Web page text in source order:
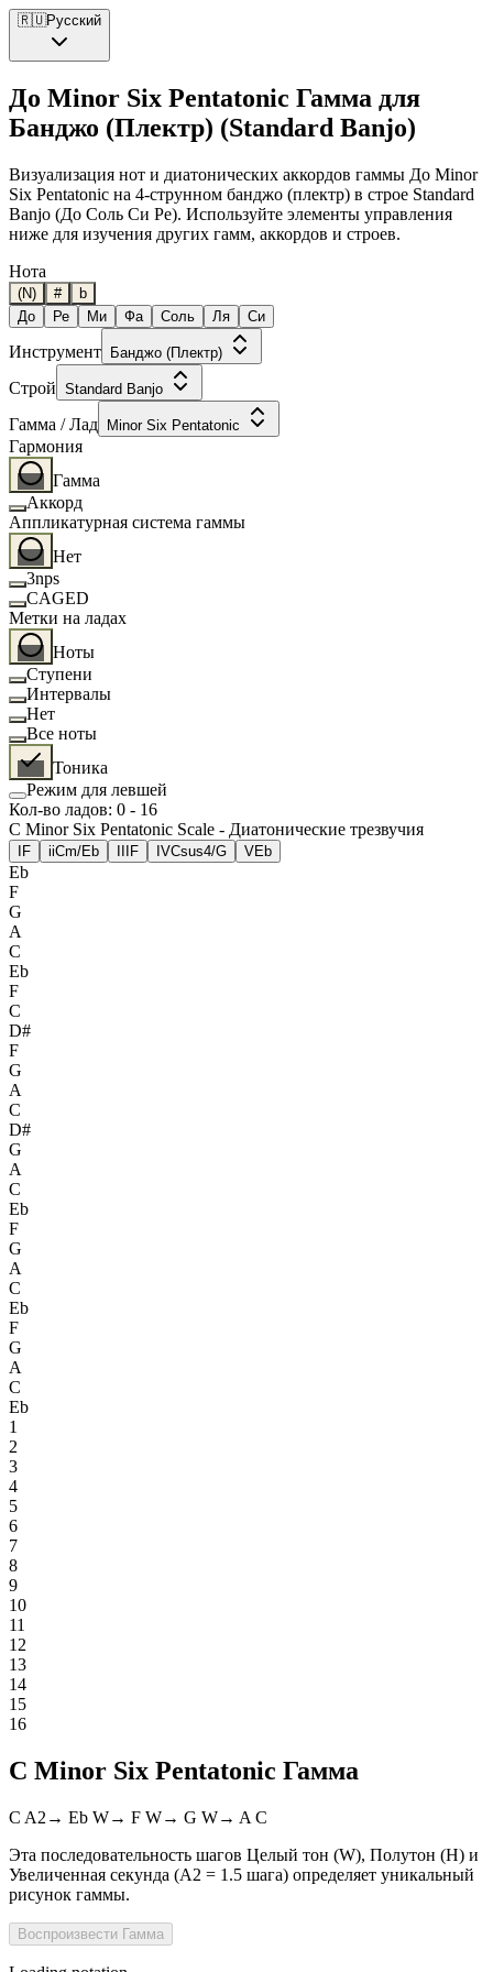
🇷🇺Русский
До Minor Six Pentatonic Гамма для
Банджо (Плектр) (Standard Banjo)
Визуализация нот и диатонических аккордов гаммы До Minor
Six Pentatonic на 4-струнном банджо (плектр) в строе Standard
Banjo (До Соль Си Ре). Используйте элементы управления
ниже для изучения других гамм, аккордов и строев.
Нота
(N) #
b
До
Ре Ми Фа Соль Ля Си
Инструмент Банджо (Плектр)
Строй Standard Banjo
Гамма / Лад Minor Six Pentatonic
Гармония
Гамма
Аккорд
Аппликатурная система гаммы
Нет
3nps
CAGED
Метки на ладах
Ноты
Ступени
Интервалы
Нет
Все ноты
Тоника
Режим для левшей
Кол-во ладов: 0 - 16
C Minor Six Pentatonic Scale - Диатонические трезвучия
F iiCm/Eb F IVCsus4/G VEb
Eb
F
G
A
C
Eb
F
C
D#
F
G
A
C
D#
G
A
C
Eb
F
G
A
C
Eb
F
G
A
C
Eb
1
2
3
4
5
6
7
8
9
10
11
12
13
14
15
16
C Minor Six Pentatonic Гамма
C A2 → Eb W→ F W→ G W→ A C
Эта последовательность шагов Целый тон (W), Полутон (H) и
Увеличенная секунда (A2 = 1.5 шага) определяет уникальный
рисунок гаммы.
Воспроизвести Гамма